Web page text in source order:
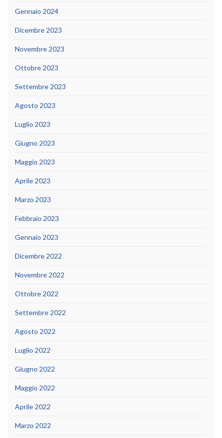
Gennaio 2024
Dicembre 2023
Novembre 2023
Ottobre 2023
Settembre 2023
Agosto 2023
Luglio 2023
Giugno 2023
Maggio 2023
Aprile 2023
Marzo 2023
Febbraio 2023
Gennaio 2023
Dicembre 2022
Novembre 2022
Ottobre 2022
Settembre 2022
Agosto 2022
Luglio 2022
Giugno 2022
Maggio 2022
Aprile 2022
Marzo 2022